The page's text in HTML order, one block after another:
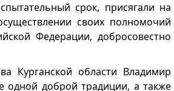
срок, присягали на
своих полномочий
Федерации, добросовестно
Курганской области Владимир
одной доброй традиции, а также